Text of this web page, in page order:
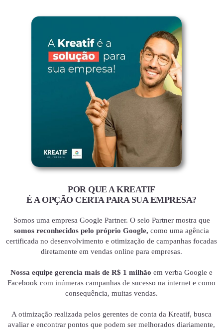
POR QUE A KREATIF
É A OPÇÃO CERTA PARA SUA EMPRESA?
Somos uma empresa Google Partner. O selo Partner mostra que
somos reconhecidos pelo próprio Google, como uma agência
certificada no desenvolvimento e otimização de campanhas focadas
diretamente em vendas online para empresas.
Nossa equipe gerencia mais de R$ 1 milhão em verba Google e
Facebook com inúmeras campanhas de sucesso na internet e como
consequência, muitas vendas.
A otimização realizada pelos gerentes de conta da Kreatif, busca
avaliar e encontrar pontos que podem ser melhorados diariamente,